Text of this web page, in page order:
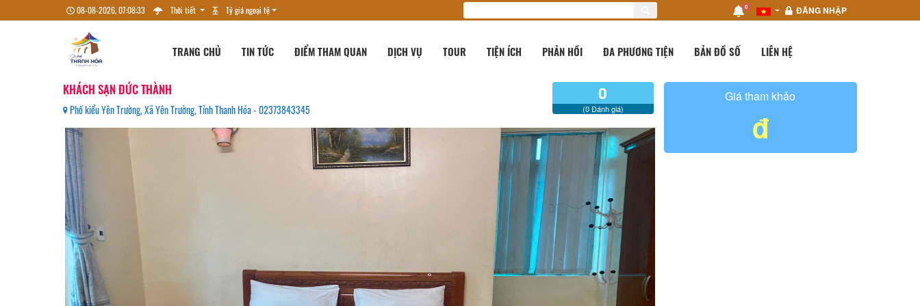
08-08-2026, 07:08:35 Thời tiết Tỷ giá ngoại tệ 0 ĐĂNG NHẬP
TRANG CHỦ TIN TỨC ĐIỂM THAM QUAN DỊCH VỤ TOUR TIỆN ÍCH PHẢN HỒI ĐA PHƯƠNG TIỆN BẢN ĐỒ SỐ LIÊN HỆ
KHÁCH SẠN ĐỨC THÀNH
Phố kiểu Yên Trường, Xã Yên Trường, Tỉnh Thanh Hóa - 02373843345
0
(0 Đánh giá)
Giá tham khảo
đ